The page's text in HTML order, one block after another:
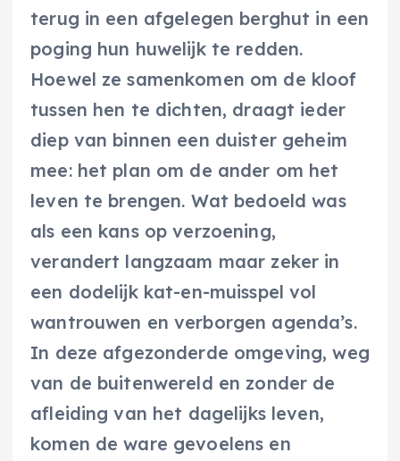
terug in een afgelegen berghut in een
poging hun huwelijk te redden.
Hoewel ze samenkomen om de kloof
tussen hen te dichten, draagt ieder
diep van binnen een duister geheim
mee: het plan om de ander om het
leven te brengen. Wat bedoeld was
als een kans op verzoening,
verandert langzaam maar zeker in
een dodelijk kat-en-muisspel vol
wantrouwen en verborgen agenda’s.
In deze afgezonderde omgeving, weg
van de buitenwereld en zonder de
afleiding van het dagelijks leven,
komen de ware gevoelens en